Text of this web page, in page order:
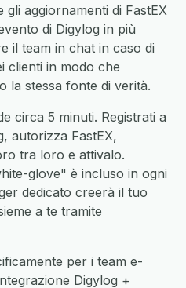
gli aggiornamenti di FastEX
di Digylog in più
il team in chat in caso di
clienti in modo che
la stessa fonte di verità.
circa 5 minuti. Registrati a
autorizza FastEX,
tra loro e attivalo.
glove" è incluso in ogni
dedicato creerà il tuo
a te tramite
per i team e-
Digylog +